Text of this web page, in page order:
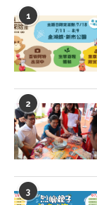
1
2
3